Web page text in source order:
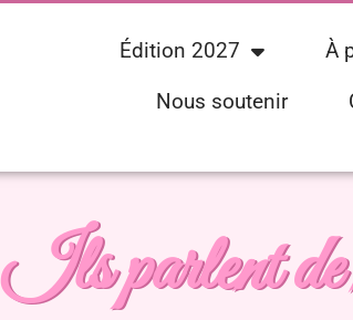
Édition 2027 À
Nous soutenir
Ils parlent de